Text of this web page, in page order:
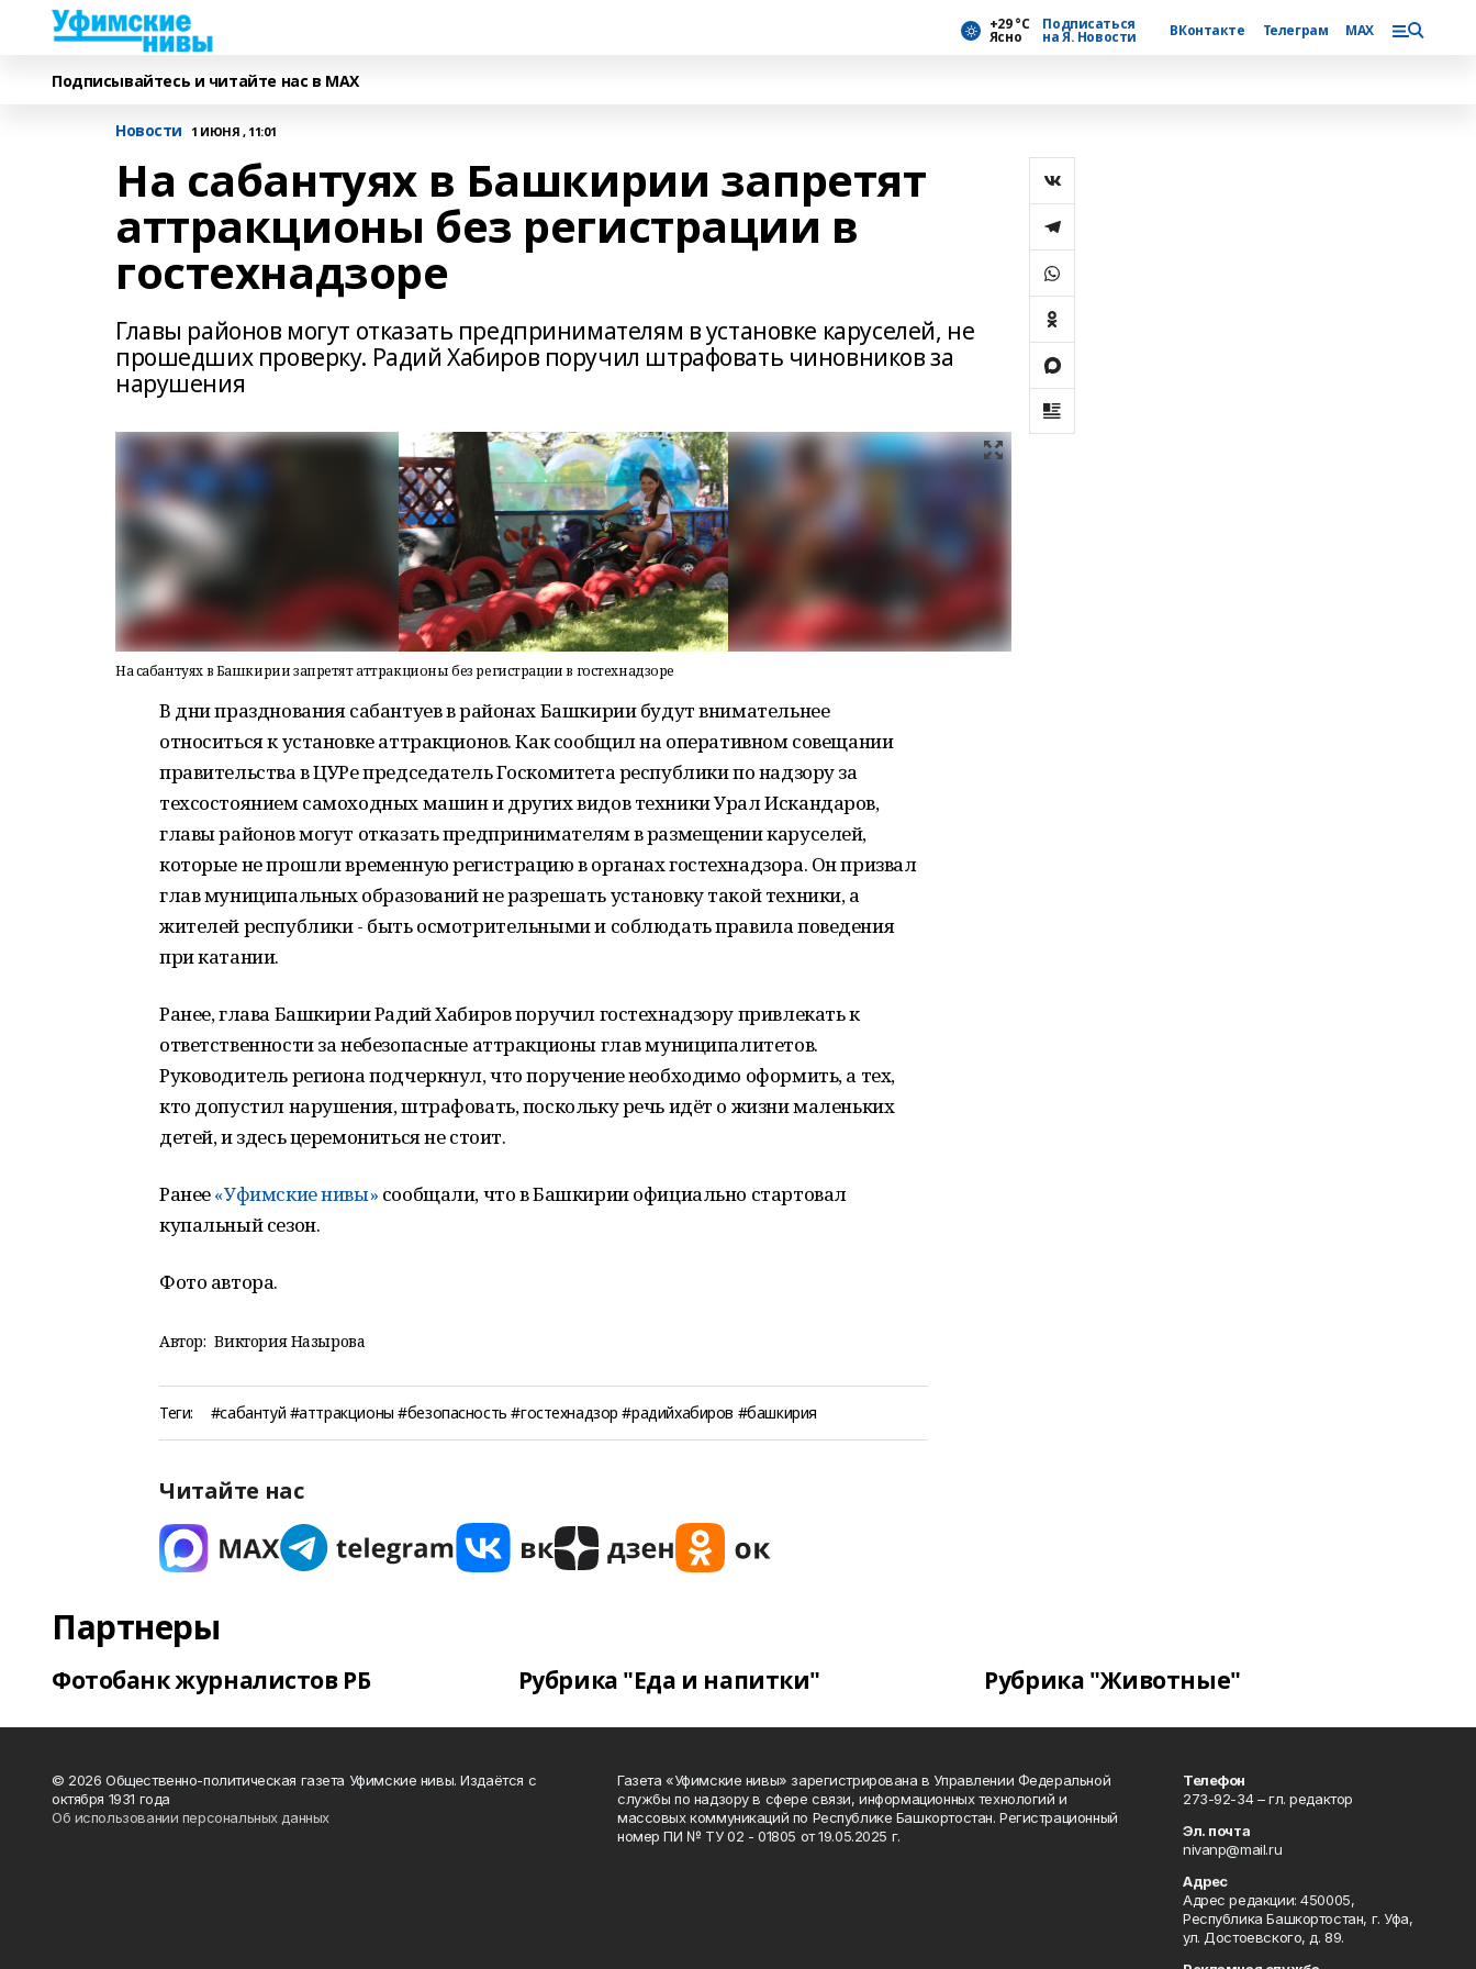
+29 °С
Ясно
Подписаться
на Я. Новости ВКонтакте Телеграм MAX
Подписывайтесь и читайте нас в MAX
Новости 1 ИЮНЯ , 11:01
На сабантуях в Башкирии запретят
аттракционы без регистрации в
гостехнадзоре
Главы районов могут отказать предпринимателям в установке каруселей, не
прошедших проверку. Радий Хабиров поручил штрафовать чиновников за
нарушения
На сабантуях в Башкирии запретят аттракционы без регистрации в гостехнадзоре
В дни празднования сабантуев в районах Башкирии будут внимательнее
относиться к установке аттракционов. Как сообщил на оперативном совещании
правительства в ЦУРе председатель Госкомитета республики по надзору за
техсостоянием самоходных машин и других видов техники Урал Искандаров,
главы районов могут отказать предпринимателям в размещении каруселей,
которые не прошли временную регистрацию в органах гостехнадзора. Он призвал
глав муниципальных образований не разрешать установку такой техники, а
жителей республики - быть осмотрительными и соблюдать правила поведения
при катании.
Ранее, глава Башкирии Радий Хабиров поручил гостехнадзору привлекать к
ответственности за небезопасные аттракционы глав муниципалитетов.
Руководитель региона подчеркнул, что поручение необходимо оформить, а тех,
кто допустил нарушения, штрафовать, поскольку речь идёт о жизни маленьких
детей, и здесь церемониться не стоит.
Ранее«Уфимские нивы» сообщали, что в Башкирии официально стартовал
купальный сезон.
Фото автора.
Автор: Виктория Назырова
Теги: #сабантуй #аттракционы #безопасность #гостехнадзор #радийхабиров #башкирия
Читайте нас
Партнеры
Фотобанк журналистов РБ Рубрика "Еда и напитки" Рубрика "Животные"
© 2026 Общественно-политическая газета Уфимские нивы. Издаётся с
октября 1931 года
Об использовании персональных данных
Газета «Уфимские нивы» зарегистрирована в Управлении Федеральной
службы по надзору в сфере связи, информационных технологий и
массовых коммуникаций по Республике Башкортостан. Регистрационный
номер ПИ № ТУ 02 - 01805 от 19.05.2025 г.
Телефон
273-92-34 – гл. редактор
Эл. почта
nivanp@mail.ru
Адрес
Адрес редакции: 450005,
Республика Башкортостан, г. Уфа,
ул. Достоевского, д. 89.